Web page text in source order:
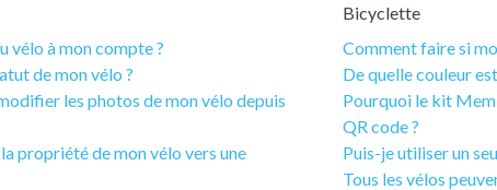
vélo à mon compte ?
de mon vélo ?
les photos de mon vélo depuis
propriété de mon vélo vers une
Bicyclette
Comment faire si
De quelle couleur
Pourquoi le kit
QR code ?
Puis-je utiliser un
Tous les vélos